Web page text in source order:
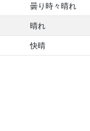
曇り時々晴れ
晴れ
快晴